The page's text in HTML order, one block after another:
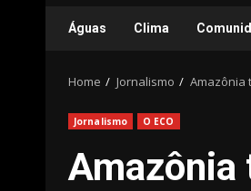
Águas Clima
Home Jornalismo Amazônia
Jornalismo O ECO
Amazônia